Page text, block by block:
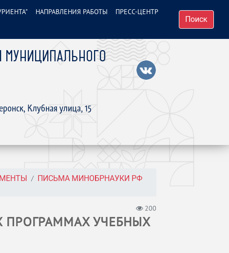
МУНИЦИПАЛЬНОГО
Клубная улица, 15
НАПРАВЛЕНИЯ РАБОТЫ
ПРЕСС-ЦЕНТР
Поиск
ПИСЬМА МИНОБРНАУКИ РФ
200
ПРОГРАММАХ УЧЕБНЫХ